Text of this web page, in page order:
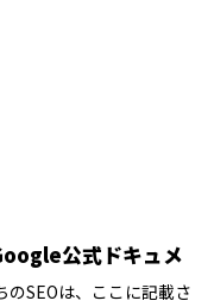
公式ドキュメ
のSEOは、ここに記載さ